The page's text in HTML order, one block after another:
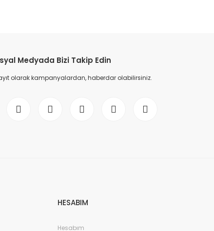
Medyada Bizi Takip Edin
olarak kampanyalardan, haberdar olabilirsiniz.
HESABIM
Hesabım